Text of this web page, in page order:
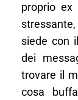
proprio ex
siede con
dei
trovare il
cosa